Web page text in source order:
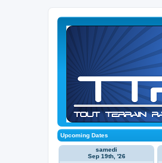
Upcoming Dates
samedi
Sep 19th, '26